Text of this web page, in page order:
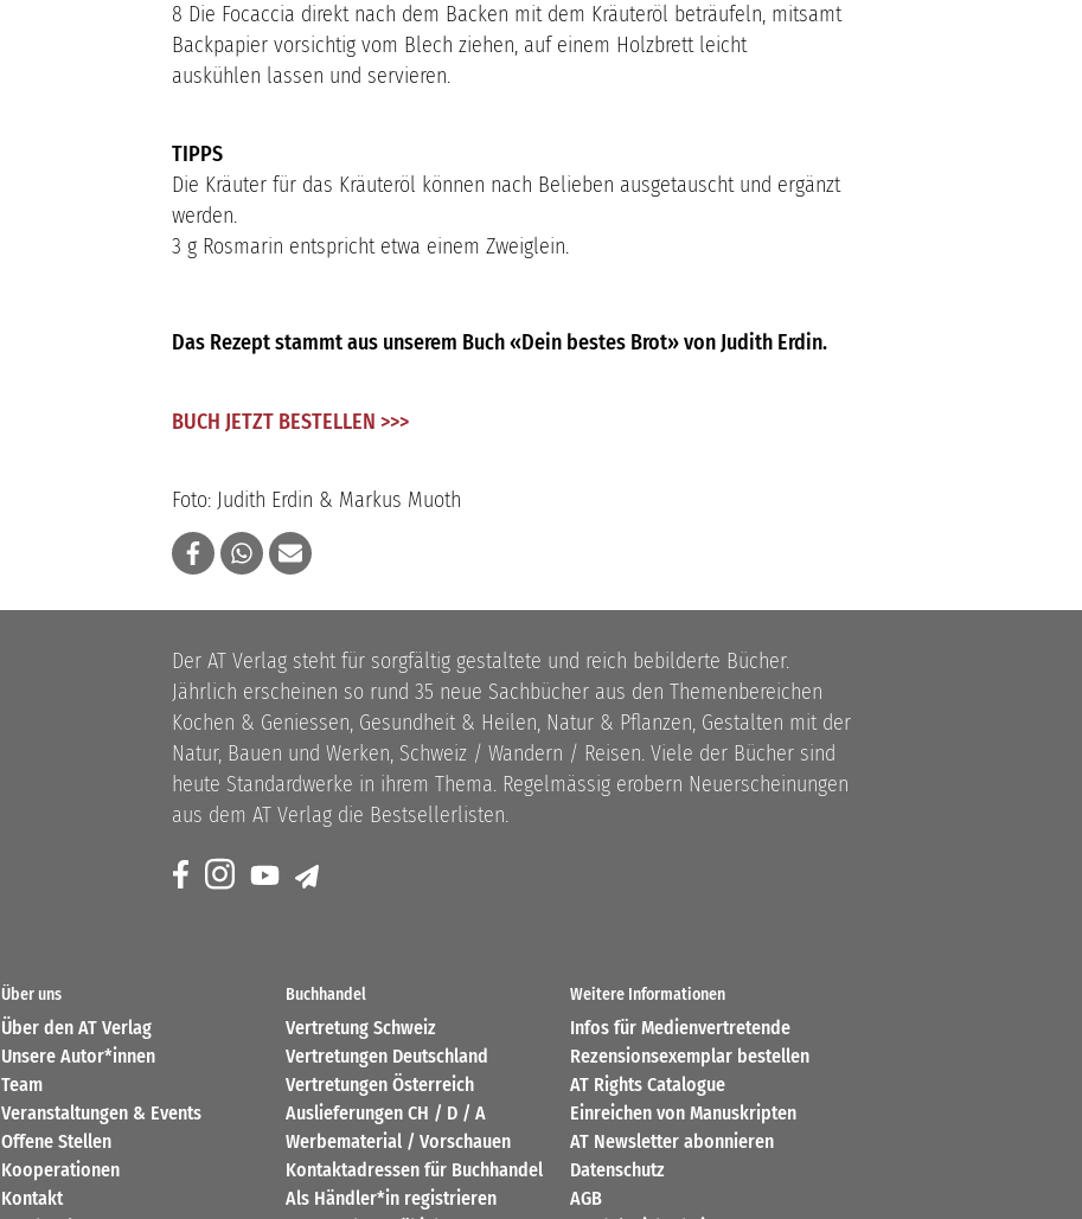
8 Die Focaccia direkt nach dem Backen mit dem Kräuteröl beträufeln, mitsamt
Backpapier vorsichtig vom Blech ziehen, auf einem Holzbrett leicht
auskühlen lassen und servieren.
TIPPS
Die Kräuter für das Kräuteröl können nach Belieben ausgetauscht und ergänzt
werden.
3 g Rosmarin entspricht etwa einem Zweiglein.
Das Rezept stammt aus unserem Buch «Dein bestes Brot» von Judith Erdin.
BUCH JETZT BESTELLEN >>>
Foto: Judith Erdin & Markus Muoth
Der AT Verlag steht für sorgfältig gestaltete und reich bebilderte Bücher.
Jährlich erscheinen so rund 35 neue Sachbücher aus den Themenbereichen
Kochen & Geniessen, Gesundheit & Heilen, Natur & Pflanzen, Gestalten mit der
Natur, Bauen und Werken, Schweiz / Wandern / Reisen. Viele der Bücher sind
heute Standardwerke in ihrem Thema. Regelmässig erobern Neuerscheinungen
aus dem AT Verlag die Bestsellerlisten.
Über uns
Über den AT Verlag
Unsere Autor*innen
Team
Veranstaltungen & Events
Offene Stellen
Kooperationen
Kontakt
Buchhandel
Vertretung Schweiz
Vertretungen Deutschland
Vertretungen Österreich
Auslieferungen CH / D / A
Werbematerial / Vorschauen
Kontaktadressen für Buchhandel
Als Händler*in registrieren
Weitere Informationen
Infos für Medienvertretende
Rezensionsexemplar bestellen
AT Rights Catalogue
Einreichen von Manuskripten
AT Newsletter abonnieren
Datenschutz
AGB